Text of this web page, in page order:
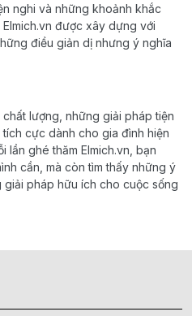
nghi và những khoảnh khắc
được xây dựng với
điều giản dị nhưng ý nghĩa
lượng, những giải pháp tiện
cực dành cho gia đình hiện
lần ghé thăm Elmich.vn, bạn
cần, mà còn tìm thấy những ý
pháp hữu ích cho cuộc sống